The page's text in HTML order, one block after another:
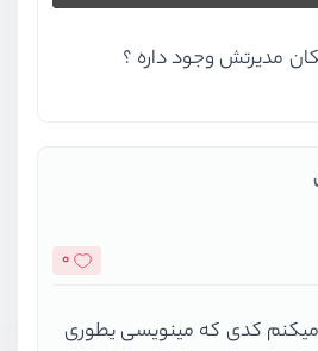
مدیرتش وجود داره ؟
0
کدی که مینویسی یطوری